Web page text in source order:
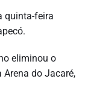
quinta-feira
eliminou o
Arena do Jacaré,